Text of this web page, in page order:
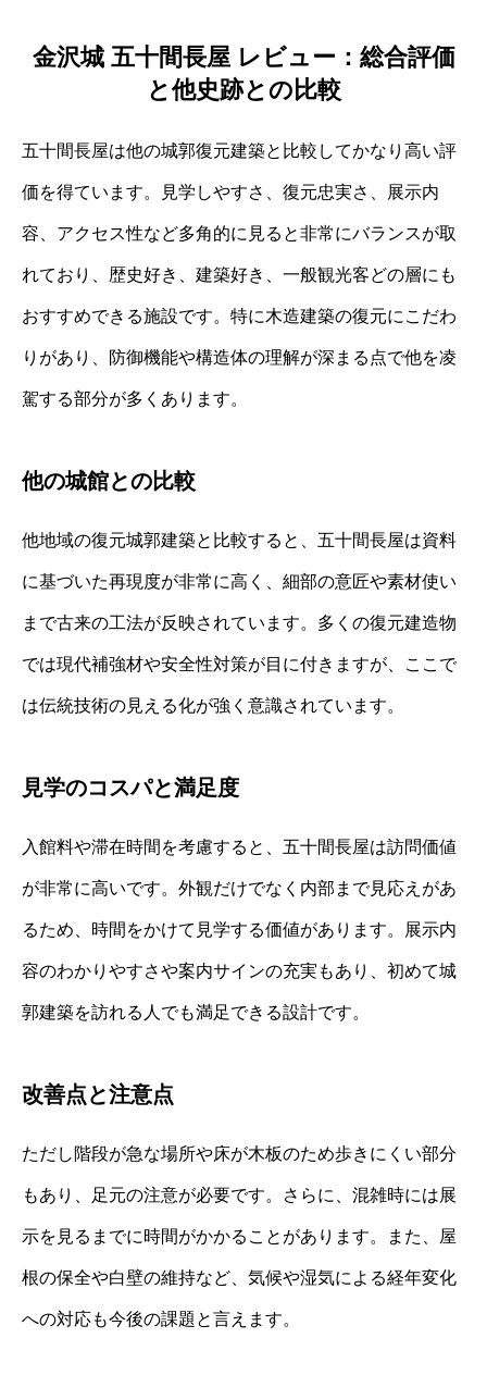
金沢城 五十間長屋 レビュー：総合評価
と他史跡との比較
五十間長屋は他の城郭復元建築と比較してかなり高い評
価を得ています。見学しやすさ、復元忠実さ、展示内
容、アクセス性など多角的に見ると非常にバランスが取
れており、歴史好き、建築好き、一般観光客どの層にも
おすすめできる施設です。特に木造建築の復元にこだわ
りがあり、防御機能や構造体の理解が深まる点で他を凌
駕する部分が多くあります。
他の城館との比較
他地域の復元城郭建築と比較すると、五十間長屋は資料
に基づいた再現度が非常に高く、細部の意匠や素材使い
まで古来の工法が反映されています。多くの復元建造物
では現代補強材や安全性対策が目に付きますが、ここで
は伝統技術の見える化が強く意識されています。
見学のコスパと満足度
入館料や滞在時間を考慮すると、五十間長屋は訪問価値
が非常に高いです。外観だけでなく内部まで見応えがあ
るため、時間をかけて見学する価値があります。展示内
容のわかりやすさや案内サインの充実もあり、初めて城
郭建築を訪れる人でも満足できる設計です。
改善点と注意点
ただし階段が急な場所や床が木板のため歩きにくい部分
もあり、足元の注意が必要です。さらに、混雑時には展
示を見るまでに時間がかかることがあります。また、屋
根の保全や白壁の維持など、気候や湿気による経年変化
への対応も今後の課題と言えます。